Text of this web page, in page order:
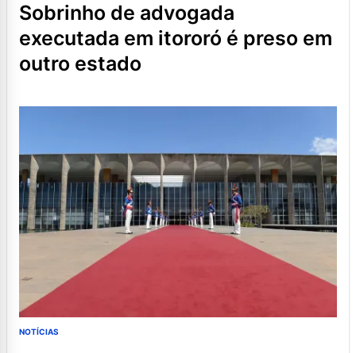
sobrinho de advogada
executada em itororó é preso em
outro estado
NOTÍCIAS